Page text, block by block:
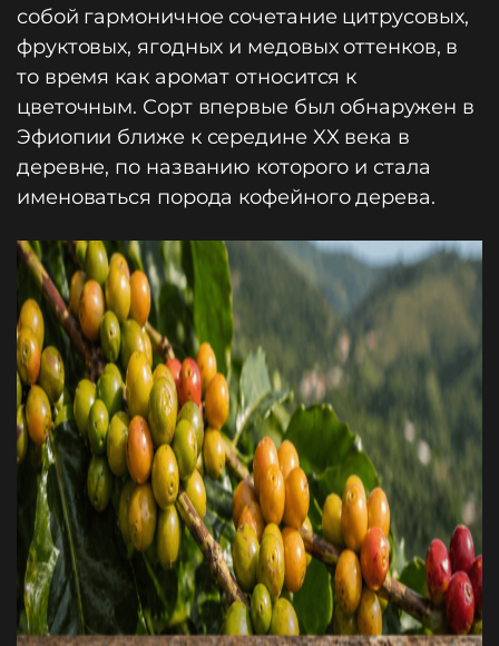
собой гармоничное сочетание цитрусовых,
фруктовых, ягодных и медовых оттенков, в
то время как аромат относится к
цветочным. Сорт впервые был обнаружен в
Эфиопии ближе к середине XX века в
деревне, по названию которого и стала
именоваться порода кофейного дерева.